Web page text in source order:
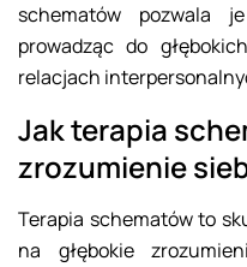
schematów pozwala
prowadząc do
relacjach
Jak terapia
zrozumienie
Terapia schematów to
na głębokie